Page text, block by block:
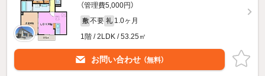
（管理費5,000円）
敷 不要 礼 1.0ヶ月
1階 / 2LDK / 53.25㎡
お問い合わせ （無料）